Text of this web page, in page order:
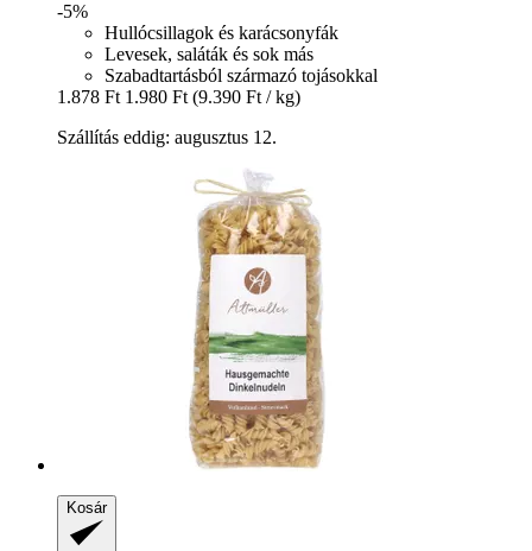
-5%
Hullócsillagok és karácsonyfák
Levesek, saláták és sok más
Szabadtartásból származó tojásokkal
1.878 Ft 1.980 Ft (9.390 Ft / kg)
Szállítás eddig: augusztus 12.
Kosár